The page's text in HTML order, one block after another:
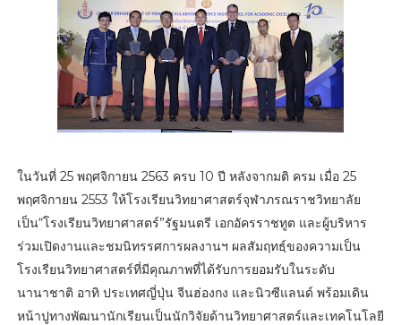
ในวันที่ 25 พฤศจิกายน 2563 ครบ 10 ปี หลังจากมติ ครม เมื่อ 25
พฤศจิกายน 2553 ให้โรงเรียนวิทยาศาสตร์จุฬาภรณราชวิทยาลัย
เป็น“โรงเรียนวิทยาศาสตร์”รัฐมนตรี เอกอัครราชทูต และผู้บริหาร
ร่วมเปิดงานและชมนิทรรศการผลงานฯ ผลสัมฤทธฺ์ของความเป็น
โรงเรียนวิทยาศาสตร์ที่มีคุณภาพที่ได้รับการยอมรับในระดับ
นานาชาติ อาทิ ประเทศญี่ปุ่น จีนฮ่องกง และนิวซีแลนด์ พร้อมเดิน
หน้าปูทางพัฒนานักเรียนเป็นนักวิจัยด้านวิทยาศาสตร์และเทคโนโลยี